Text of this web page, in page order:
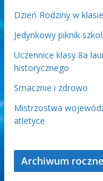
Dzień Rodziny w
Jedynkowy piknik
Uczennice klasy 8a
historycznego
Smacznie i zdrowo
Mistrzostwa
atletyce
Archiwum roczne